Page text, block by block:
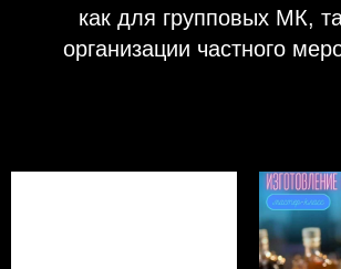
как для групповых МК,
организации частного